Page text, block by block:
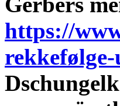
https://